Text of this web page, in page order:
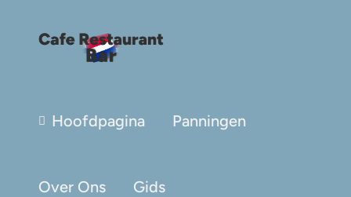
Hoofdpagina Panningen
Over Ons Gids